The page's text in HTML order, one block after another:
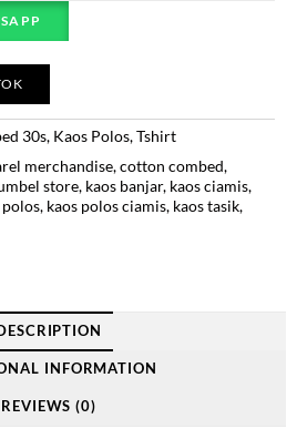
30s, Kaos Polos,Tshirt
merchandise,cotton combed,
store, kaos banjar, kaos ciamis,
polos, kaos polos ciamis, kaos tasik,
INFORMATION
REVIEWS (0)